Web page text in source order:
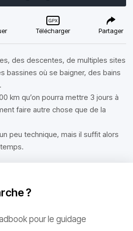
Télécharger Partager
des descentes, de multiples sites
bassines où se baigner, des bains
km qu’on pourra mettre 3 jours à
faire autre chose que de la
peu technique, mais il suffit alors
?
pour le guidage